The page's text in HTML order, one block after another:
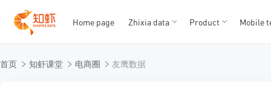
12345
Home page Zhixia data Product Mobile
首页 知虾课堂 电商圈 友鹰数据